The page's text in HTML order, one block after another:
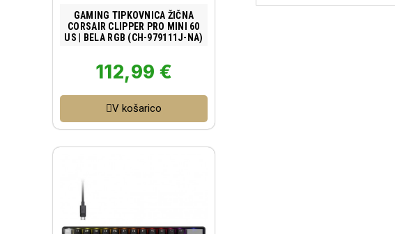
Poglej izdelek
GAMING TIPKOVNICA ŽIČNA
CORSAIR CLIPPER PRO MINI 60
US | BELA RGB (CH-979111J-NA)
112,99 €
V košarico